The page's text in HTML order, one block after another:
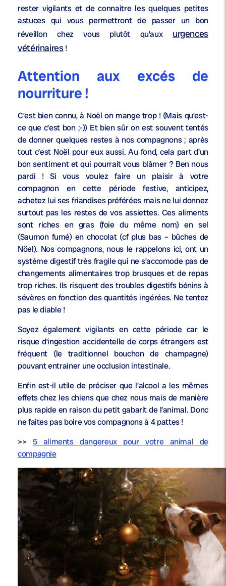
rester vigilants et de connaitre les quelques petites
astuces qui vous permettront de passer un bon
réveillon chez vous plutôt qu’aux urgences
vétérinaires!
Attention aux excés de
nourriture !
C’est bien connu, à Noël on mange trop ! (Mais qu’est-
ce que c’est bon ;-)) Et bien sûr on est souvent tentés
de donner quelques restes à nos compagnons ; après
tout c’est Noël pour eux aussi. Au fond, cela part d’un
bon sentiment et qui pourrait vous blâmer ? Ben nous
pardi ! Si vous voulez faire un plaisir à votre
compagnon en cette période festive, anticipez,
achetez lui ses friandises préférées mais ne lui donnez
surtout pas les restes de vos assiettes. Ces aliments
sont riches en gras (foie du même nom) en sel
(Saumon fumé) en chocolat (cf plus bas – bûches de
Nöel). Nos compagnons, nous le rappelons ici, ont un
système digestif très fragile qui ne s’accomode pas de
changements alimentaires trop brusques et de repas
trop riches. Ils risquent des troubles digestifs bénins à
sévères en fonction des quantités ingérées. Ne tentez
pas le diable !
Soyez également vigilants en cette période car le
risque d’ingestion accidentelle de corps étrangers est
fréquent (le traditionnel bouchon de champagne)
pouvant entrainer une occlusion intestinale.
Enfin est-il utile de préciser que l’alcool a les mêmes
effets chez les chiens que chez nous mais de manière
plus rapide en raison du petit gabarit de l’animal. Donc
ne faites pas boire vos compagnons à 4 pattes !
>> 5 aliments dangereux pour votre animal de
compagnie